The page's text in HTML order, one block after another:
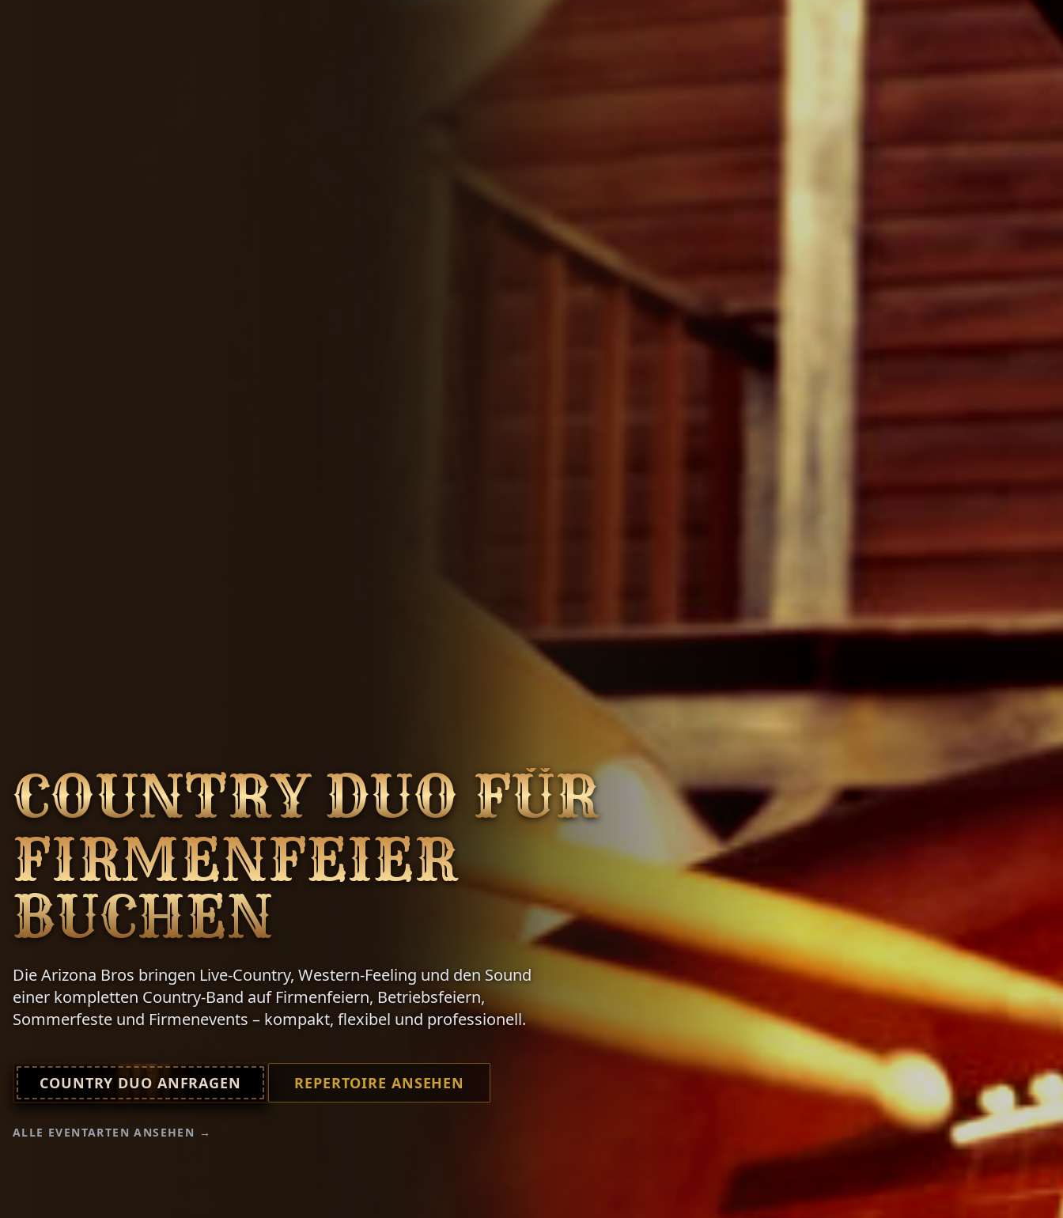
COUNTRY DUO FÜR
FIRMENFEIER
BUCHEN
Die Arizona Bros bringen Live-Country, Western-Feeling und den Sound
einer kompletten Country-Band auf Firmenfeiern, Betriebsfeiern,
Sommerfeste und Firmenevents – kompakt, flexibel und professionell.
COUNTRY DUO ANFRAGEN REPERTOIRE ANSEHEN
ALLE EVENTARTEN ANSEHEN →